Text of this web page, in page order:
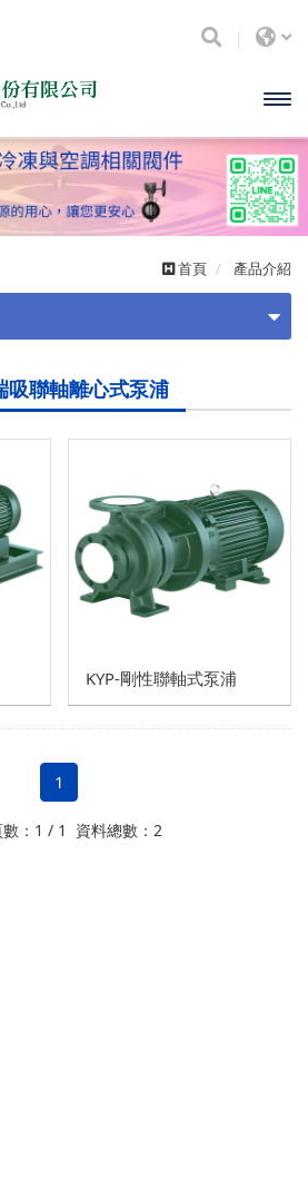
主選
單
首頁 產品介紹
浦
吸聯軸離心式泵浦
KYP-剛性聯軸式泵浦
1
數：1 / 1 資料總數：2